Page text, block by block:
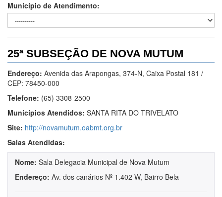
Município de Atendimento:
25ª SUBSEÇÃO DE NOVA MUTUM
Endereço: Avenida das Arapongas, 374-N, Caixa Postal 181 /
CEP: 78450-000
Telefone: (65) 3308-2500
Municípios Atendidos: SANTA RITA DO TRIVELATO
Site: http://novamutum.oabmt.org.br
Salas Atendidas:
Nome: Sala Delegacia Municipal de Nova Mutum
Endereço: Av. dos canários Nº 1.402 W, Bairro Bela